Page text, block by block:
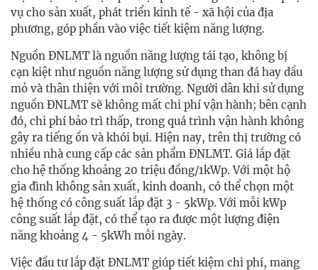
vụ cho sản xuất, phát triển kinh tế - xã hội của địa
phương, góp phần vào việc tiết kiệm năng lượng.
Nguồn ĐNLMT là nguồn năng lượng tái tạo, không bị
cạn kiệt như nguồn năng lượng sử dụng than đá hay dầu
mỏ và thân thiện với môi trường. Người dân khi sử dụng
nguồn ĐNLMT sẽ không mất chi phí vận hành; bên cạnh
đó, chi phí bảo trì thấp, trong quá trình vận hành không
gây ra tiếng ồn và khói bụi. Hiện nay, trên thị trường có
nhiều nhà cung cấp các sản phẩm ĐNLMT. Giá lắp đặt
cho hệ thống khoảng 20 triệu đồng/1kWp. Với một hộ
gia đình không sản xuất, kinh doanh, có thể chọn một
hệ thống có công suất lắp đặt 3 - 5kWp. Với mỗi kWp
công suất lắp đặt, có thể tạo ra được một lượng điện
năng khoảng 4 - 5kWh mỗi ngày.
Việc đầu tư lắp đặt ĐNLMT giúp tiết kiệm chi phí, mang